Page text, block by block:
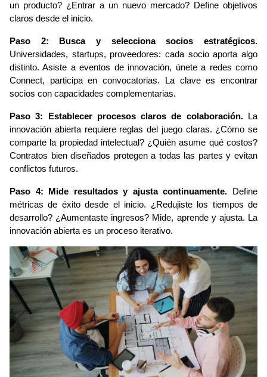
un producto? ¿Entrar a un nuevo mercado? Define objetivos
claros desde el inicio.
Paso 2: Busca y selecciona socios estratégicos.
Universidades, startups, proveedores: cada socio aporta algo
distinto. Asiste a eventos de innovación, únete a redes como
Connect, participa en convocatorias. La clave es encontrar
socios con capacidades complementarias.
Paso 3: Establecer procesos claros de colaboración. La
innovación abierta requiere reglas del juego claras. ¿Cómo se
comparte la propiedad intelectual? ¿Quién asume qué costos?
Contratos bien diseñados protegen a todas las partes y evitan
conflictos futuros.
Paso 4: Mide resultados y ajusta continuamente. Define
métricas de éxito desde el inicio. ¿Redujiste los tiempos de
desarrollo? ¿Aumentaste ingresos? Mide, aprende y ajusta. La
innovación abierta es un proceso iterativo.
Image